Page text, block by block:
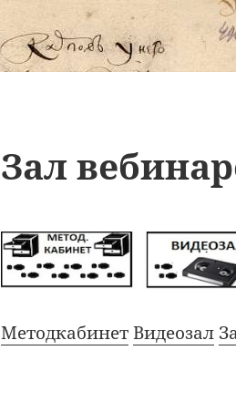
Зал
Методкабинет Видеозал